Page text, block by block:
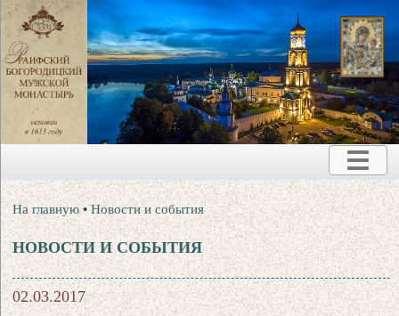
На главную •Новости и события
НОВОСТИ И СОБЫТИЯ
02.03.2017